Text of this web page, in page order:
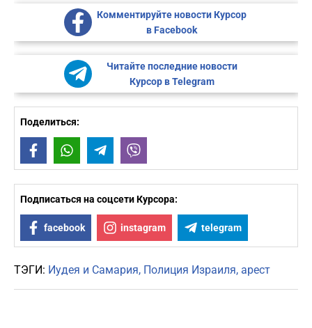
Комментируйте новости Курсор
в Facebook
Читайте последние новости
Курсор в Telegram
Поделиться:
FacebookWhatsAppTelegram
Подписаться на соцсети Курсора:
facebook instagram telegram
ТЭГИ: Иудея и Самария Полиция Израиля арест